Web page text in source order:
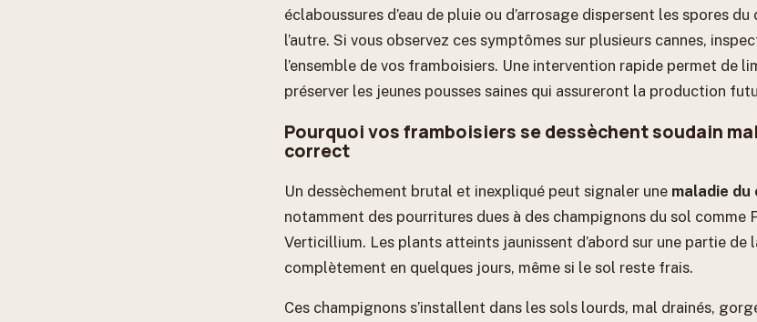
éclaboussures d’eau de pluie ou d’arrosage dispersent les spores
l’autre. Si vous observez ces symptômes sur plusieurs cannes,
l’ensemble de vos framboisiers. Une intervention rapide permet de
préserver les jeunes pousses saines qui assureront la production
Pourquoi vos framboisiers se dessèchent soudain
correct
Un dessèchement brutal et inexpliqué peut signaler une maladie du
notamment des pourritures dues à des champignons du sol comme
Verticillium. Les plants atteints jaunissent d’abord sur une partie de
complètement en quelques jours, même si le sol reste frais.
Ces champignons s’installent dans les sols lourds, mal drainés,